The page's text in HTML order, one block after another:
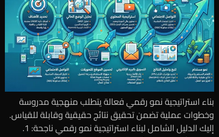
بناء استراتيجية نمو رقمي فعالة يتطلب منهجية مدروسة
وخطوات عملية تضمن تحقيق نتائج حقيقية وقابلة للقياس.
إليك الدليل الشامل لبناء استراتيجية نمو رقمي ناجحة: 1.